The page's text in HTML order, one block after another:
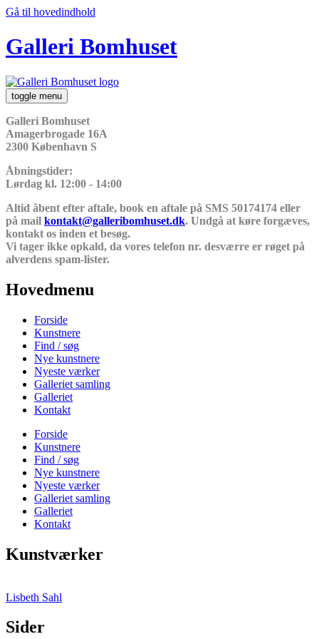
Gå til hovedindhold
Galleri Bomhuset
toggle menu
Galleri Bomhuset
Amagerbrogade 16A
2300 København S
Åbningstider:
Lørdag kl. 12:00 - 14:00
Altid åbent efter aftale, book en aftale på SMS 50174174 eller
på mail kontakt@galleribomhuset.dk. Undgå at køre forgæves,
kontakt os inden et besøg.
Vi tager ikke opkald, da vores telefon nr. desværre er røget på
alverdens spam-lister.
Hovedmenu
Forside
Kunstnere
Find / søg
Nye kunstnere
Nyeste værker
Galleriet samling
Galleriet
Kontakt
Forside
Kunstnere
Find / søg
Nye kunstnere
Nyeste værker
Galleriet samling
Galleriet
Kontakt
Kunstværker
Lisbeth Sahl
Sider